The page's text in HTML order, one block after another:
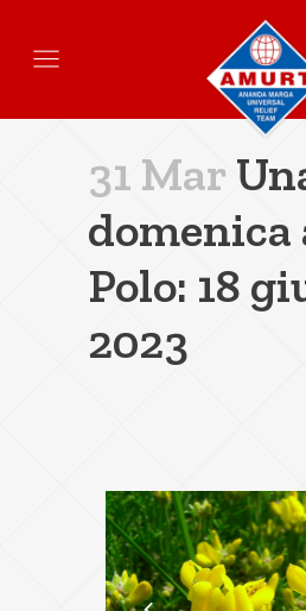
31 Mar
domenica
Polo: 18
2023